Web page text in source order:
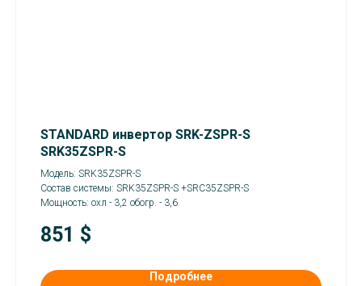
STANDARD инвертор SRK-ZSPR-S
SRK35ZSPR-S
Модель: SRK35ZSPR-S
Состав системы: SRK35ZSPR-S +SRC35ZSPR-S
Мощность: охл - 3,2 обогр. - 3,6
851 $
Подробнее